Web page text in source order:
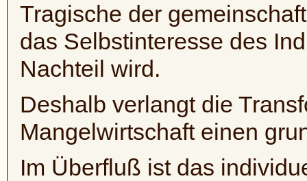
Tragische der
das Selbstinteresse des
Nachteil wird.
Deshalb verlangt die
Mangelwirtschaft einen
Im Überfluß ist das